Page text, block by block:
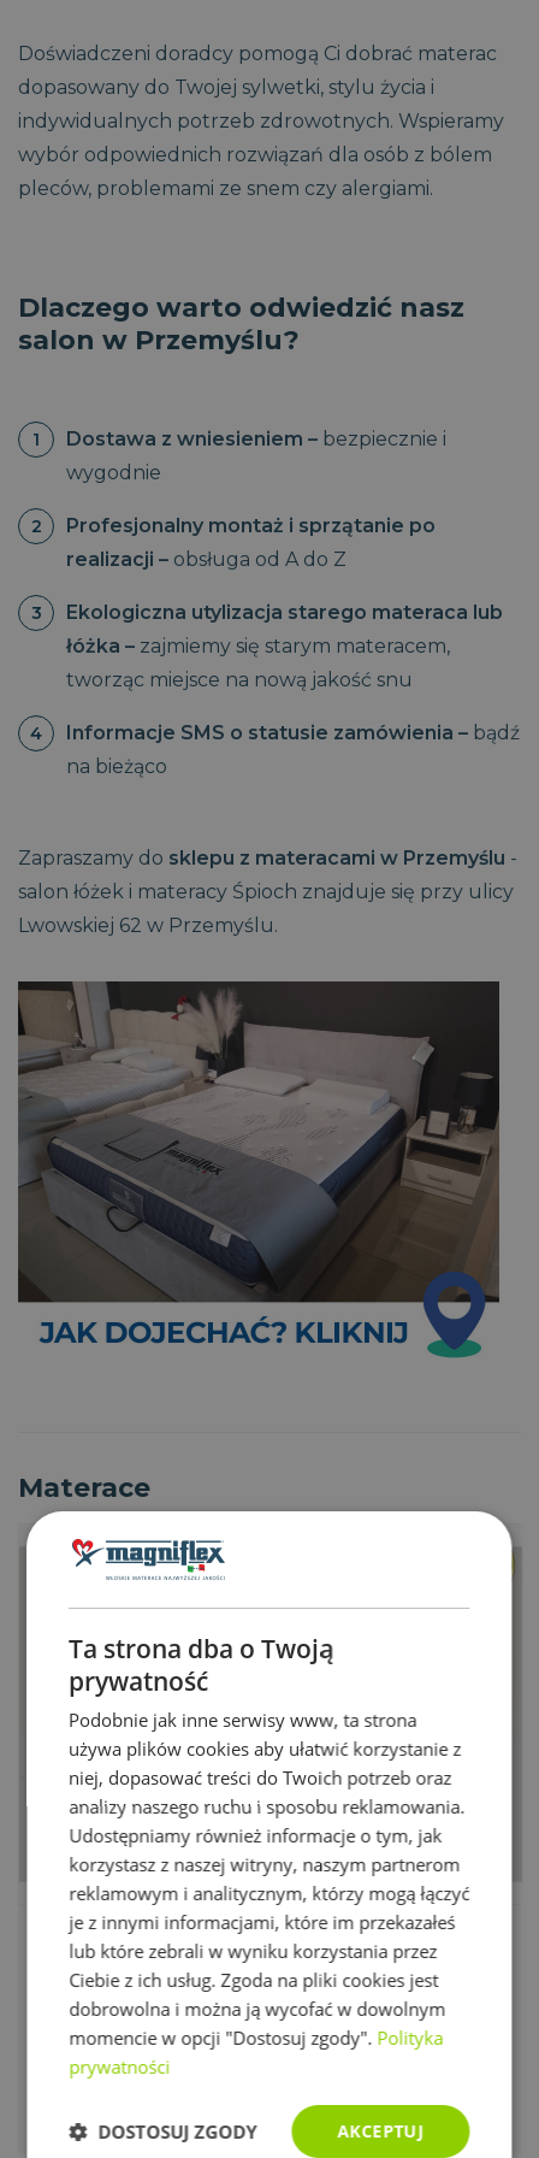
Doświadczeni doradcy pomogą Ci dobrać materac
dopasowany do Twojej sylwetki, stylu życia i
indywidualnych potrzeb zdrowotnych. Wspieramy
wybór odpowiednich rozwiązań dla osób z bólem
pleców, problemami ze snem czy alergiami.
Dlaczego warto odwiedzić nasz
salon w Przemyślu?
Dostawa z wniesieniem – bezpiecznie i
wygodnie
Profesjonalny montaż i sprzątanie po
realizacji – obsługa od A do Z
Ekologiczna utylizacja starego materaca lub
łóżka – zajmiemy się starym materacem,
tworząc miejsce na nową jakość snu
Informacje SMS o statusie zamówienia – bądź
na bieżąco
Zapraszamy do sklepu z materacami w Przemyślu -
salon łóżek i materacy Śpioch znajduje się przy ulicy
Lwowskiej 62 w Przemyślu.
Materace
Magnistretch® 12 6 490 zł
Wymiary Wysokość
30 cm
Twardość
średnio miękki, średni
Wysoki, średnio miękki materac zapewniający aktywną
konstrukcja oraz piany stretch zapewniają intensywne
rozluźnianie mięśni i regenerację kręgosłupa. To
Ta strona dba o Twoją
prywatność
Podobnie jak inne serwisy www, ta strona
używa plików cookies aby ułatwić korzystanie z
niej, dopasować treści do Twoich potrzeb oraz
analizy naszego ruchu i sposobu reklamowania.
Udostępniamy również informacje o tym, jak
korzystasz z naszej witryny, naszym partnerom
reklamowym i analitycznym, którzy mogą łączyć
je z innymi informacjami, które im przekazałeś
lub które zebrali w wyniku korzystania przez
Ciebie z ich usług. Zgoda na pliki cookies jest
dobrowolna i można ją wycofać w dowolnym
momencie w opcji "Dostosuj zgody". Polityka
prywatności
AKCEPTUJ
DOSTOSUJ ZGODY